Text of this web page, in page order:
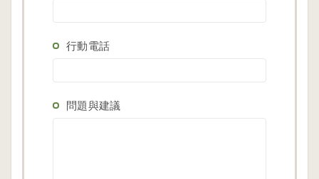
行動電話
問題與建議